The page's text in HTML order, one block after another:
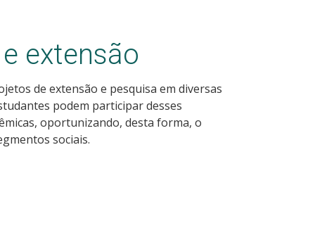
extensão
de extensão e pesquisa em diversas
podem participar desses
oportunizando, desta forma, o
sociais.